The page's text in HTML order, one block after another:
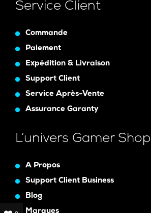
Service Client
Commande
Paiement
Expédition & Livraison
Support Client
Service Après-Vente
Assurance Garanty
L’univers Gamer Shop
A Propos
Support Client Business
Blog
Marques